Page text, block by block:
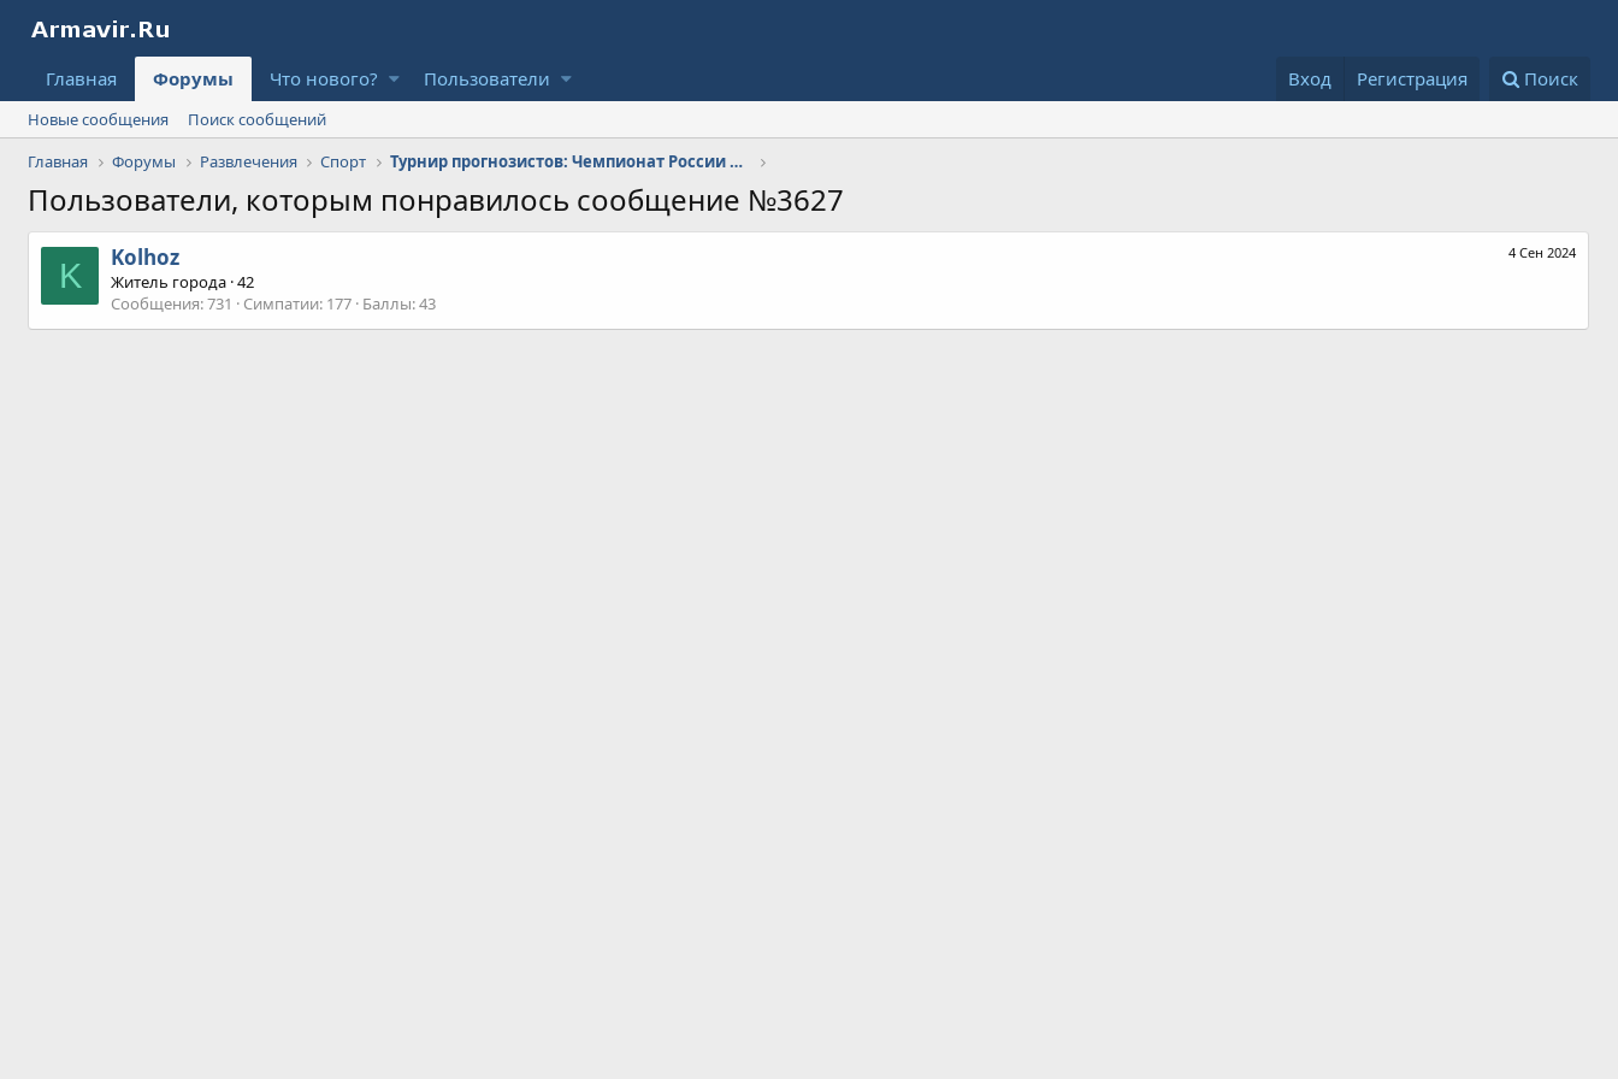
Главная Форумы Что нового? Пользователи Вход Регистрация Поиск
Новые сообщения
Поиск сообщений
Главная
Форумы Развлечения Спорт Турнир прогнозистов: Чемпионат России по футболу
Пользователи, которым понравилось сообщение №3627
K
4 Сен 2024
Kolhoz
Житель города ·42
Сообщения 731 Симпатии 177 Баллы 43